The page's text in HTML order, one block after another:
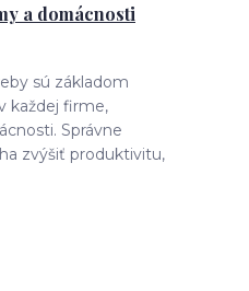
a domácnosti
sú základom
každej firme,
Správne
zvýšiť produktivitu,